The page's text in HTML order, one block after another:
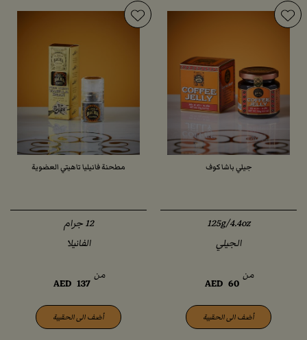
جيلي باشا كوف
125g/4.4oz
الجيلي
من
AED 60
أضف الى الحقيبة
مطحنة فانيليا تاهيتي العضوية
‏12 جرام
الفانيلا
من
AED 137
أضف الى الحقيبة